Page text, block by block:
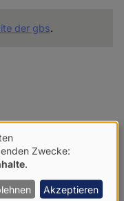
der gbs.
Zwecke:
.
Akzeptieren